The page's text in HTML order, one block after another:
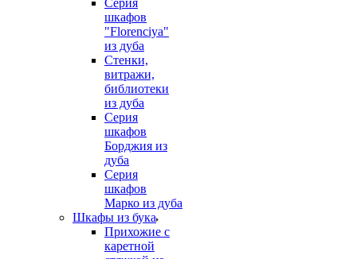
Серия
шкафов
"Florenciya"
из дуба
Стенки,
витражи,
библиотеки
из дуба
Серия
шкафов
Борджия из
дуба
Серия
шкафов
Марко из дуба
Шкафы из бука
Прихожие с
каретной